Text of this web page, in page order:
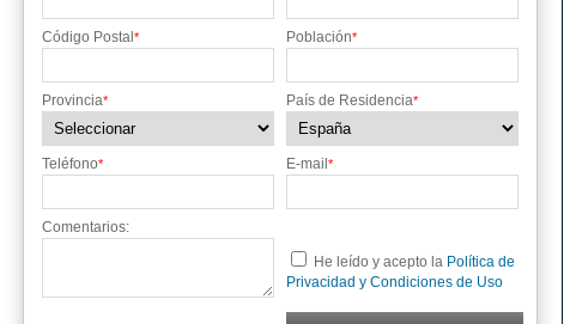
Código Postal * Población*
Provincia* País de Residencia*
Teléfono* E-mail *
Comentarios:
He leído y acepto la Política de
Privacidad y Condiciones de Uso